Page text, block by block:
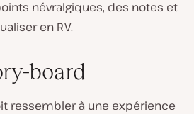
névralgiques, des notes et
en RV.
board
ressembler à une expérience